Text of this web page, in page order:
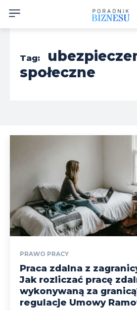
Tag:
społeczne
PRAWO PRACY
Praca zdalna z
Jak rozliczać pracę
wykonywaną za
regulacje Umowy